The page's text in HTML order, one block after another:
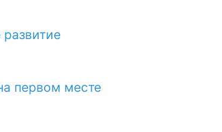
первом месте